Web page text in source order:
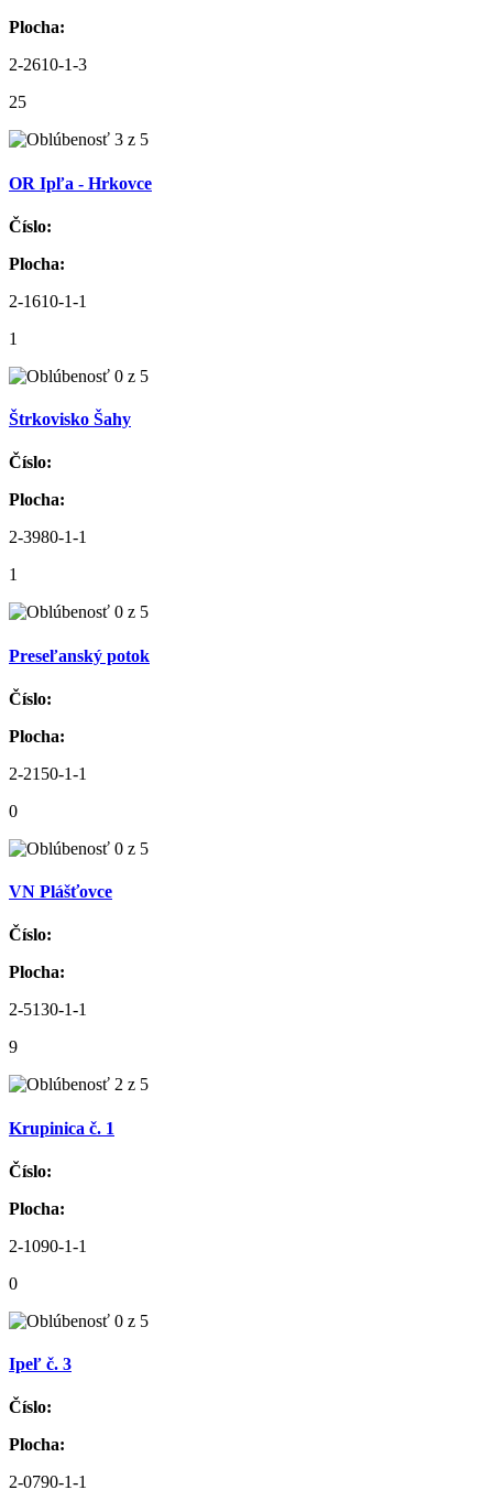
Plocha:
2-2610-1-3
25
OR Ipľa - Hrkovce
Číslo:
Plocha:
2-1610-1-1
1
Štrkovisko Šahy
Číslo:
Plocha:
2-3980-1-1
1
Preseľanský potok
Číslo:
Plocha:
2-2150-1-1
0
VN Plášťovce
Číslo:
Plocha:
2-5130-1-1
9
Krupinica č. 1
Číslo:
Plocha:
2-1090-1-1
0
Ipeľ č. 3
Číslo:
Plocha:
2-0790-1-1